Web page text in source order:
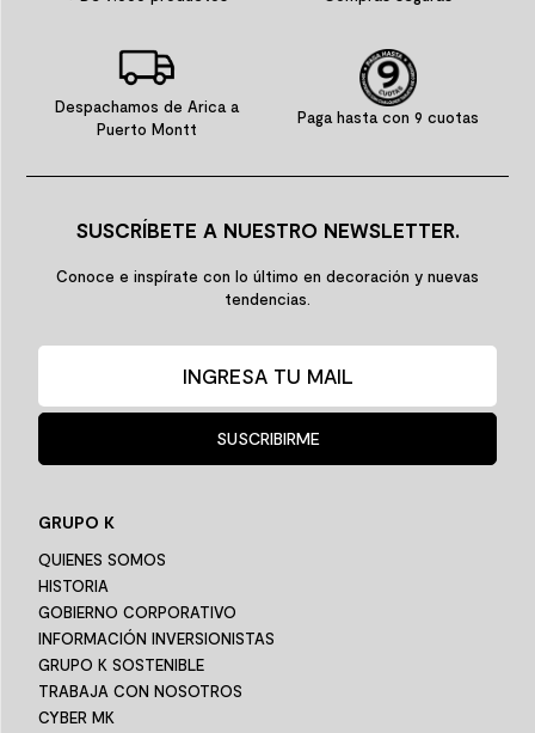
Despachamos de Arica a
Puerto Montt
Paga hasta con 9 cuotas
SUSCRÍBETE A NUESTRO NEWSLETTER.
Conoce e inspírate con lo último en decoración y nuevas
tendencias.
SUSCRIBIRME
GRUPO K
QUIENES SOMOS
HISTORIA
GOBIERNO CORPORATIVO
INFORMACIÓN INVERSIONISTAS
GRUPO K SOSTENIBLE
TRABAJA CON NOSOTROS
CYBER MK